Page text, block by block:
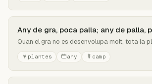
Any de gra, poca palla; any de palla,
Quan el gra no es desenvolupa molt, tota la
plantes any camp